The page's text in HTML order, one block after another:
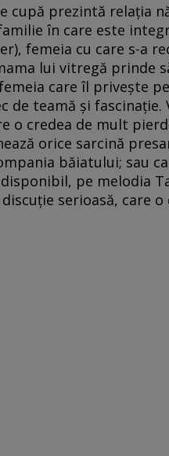
cupă prezintă relația
în care este
femeia cu care s-a
lui vitregă prinde
care îl privește
de teamă și fascinație.
o credea de mult
orice sarcină
băiatului; sau
pe melodia
serioasă, care o